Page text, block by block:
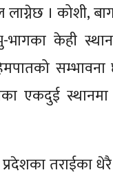
। कोशी,
भागका केही
एकदुई
तराईका